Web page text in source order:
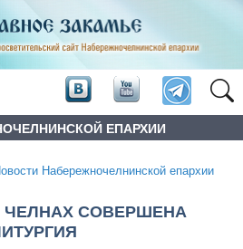
ЕПАРХИИ
Набережночелнинской епархии
СОВЕРШЕНА